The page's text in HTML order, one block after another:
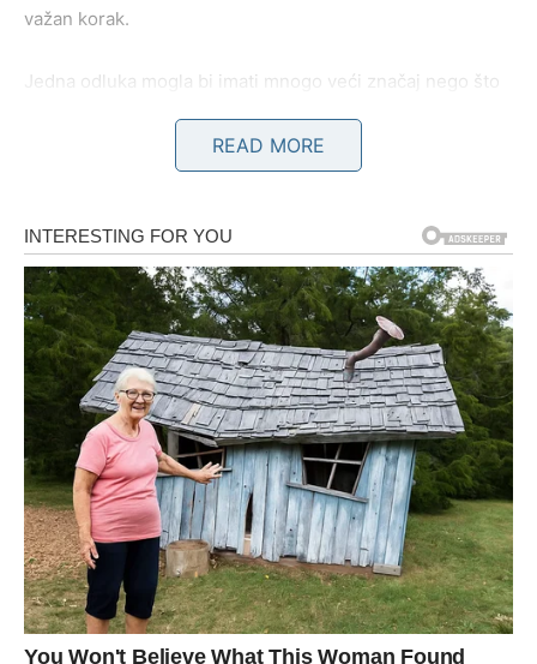
važan korak.
Jedna odluka mogla bi imati mnogo veći značaj nego što
Poruka zvijezda
Ne odgađajte ono što osjećate da je ispravno.
BIK
Mir donosi prave odgovore
Bikovi će pronaći rješenje za pitanje koje ih već neko
vrijeme opterećuje.
Dan donosi osjećaj sigurnosti i stabilnosti.
Poruka zvijezda
Vjerujte svom iskustvu.
READ MORE